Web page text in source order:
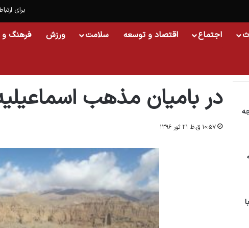
برای
اجتماع اقتصاد و توسعه سلامت ورزش فرهنگ و
در بامیان مذهب
۱۰:۵۷ ق.ظ ۲۱ ثور ۱۳۹۶